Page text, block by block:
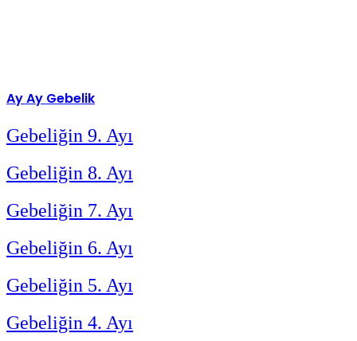
Ay Ay Gebelik
Gebeliğin 9. Ayı
Gebeliğin 8. Ayı
Gebeliğin 7. Ayı
Gebeliğin 6. Ayı
Gebeliğin 5. Ayı
Gebeliğin 4. Ayı